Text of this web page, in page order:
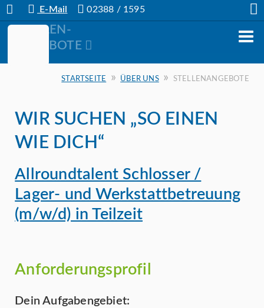
E-Mail 02388 / 1595
STELLEN-
ANGEBOTE
STARTSEITE » ÜBER UNS » STELLENANGEBOTE
WIR SUCHEN „SO EINEN
WIE DICH“
Allroundtalent Schlosser /
Lager- und Werkstattbetreuung
(m/w/d) in Teilzeit
Anforderungsprofil
Dein Aufgabengebiet: